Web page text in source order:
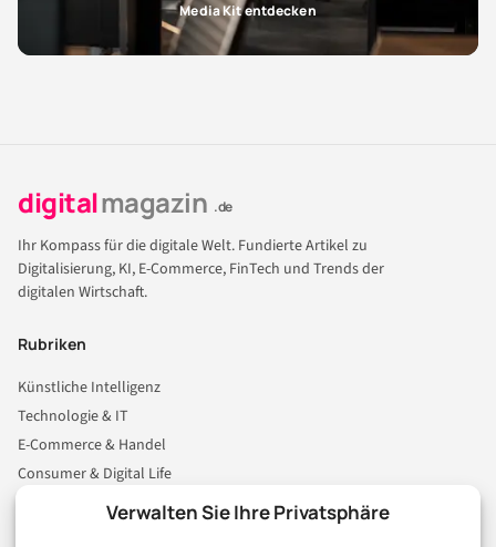
Verwalten Sie Ihre Privatsphäre
Media Kit entdecken
digitalmagazin .de
Ihr Kompass für die digitale Welt. Fundierte Artikel zu
Digitalisierung, KI, E-Commerce, FinTech und Trends der
digitalen Wirtschaft.
Rubriken
Künstliche Intelligenz
Technologie & IT
E-Commerce & Handel
Consumer & Digital Life